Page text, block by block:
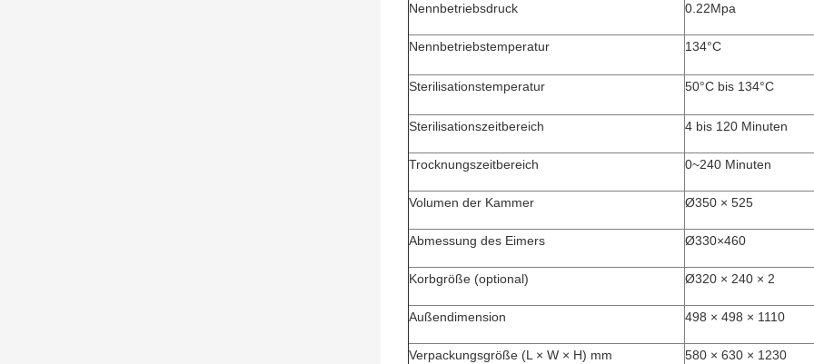
Nennbetriebsdruck 0.22Mpa
Nennbetriebstemperatur 134°C
Sterilisationstemperatur 50°C bis 134°C
Sterilisationszeitbereich 4 bis 120 Minuten
Trocknungszeitbereich 0~240 Minuten
Volumen der Kammer Ø350 × 525
Abmessung des Eimers Ø330×460
Korbgröße (optional) Ø320 × 240 × 2
Außendimension 498 × 498 × 1110
Verpackungsgröße (L × W × H) mm 580 × 630 × 1230